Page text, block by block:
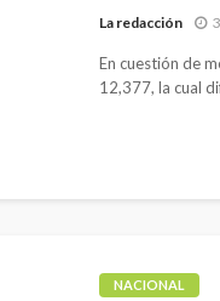
La redacción
En cuestión de
12,377, la cual
NACIONAL